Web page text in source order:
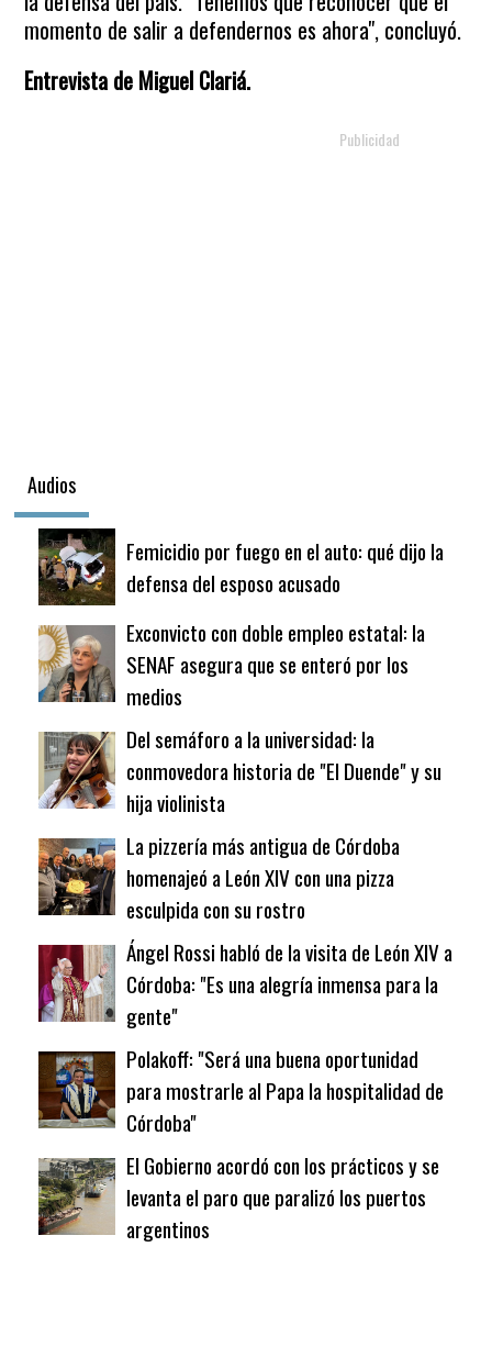
momento de salir a defendernos es ahora", concluyó.
Entrevista de Miguel Clariá.
Audios
Femicidio por fuego en el auto: qué dijo la
defensa del esposo acusado
Exconvicto con doble empleo estatal: la
SENAF asegura que se enteró por los
medios
Del semáforo a la universidad: la
conmovedora historia de "El Duende" y su
hija violinista
La pizzería más antigua de Córdoba
homenajeó a León XIV con una pizza
esculpida con su rostro
Ángel Rossi habló de la visita de León XIV a
Córdoba: "Es una alegría inmensa para la
gente"
Polakoff: "Será una buena oportunidad
para mostrarle al Papa la hospitalidad de
Córdoba"
El Gobierno acordó con los prácticos y se
levanta el paro que paralizó los puertos
argentinos